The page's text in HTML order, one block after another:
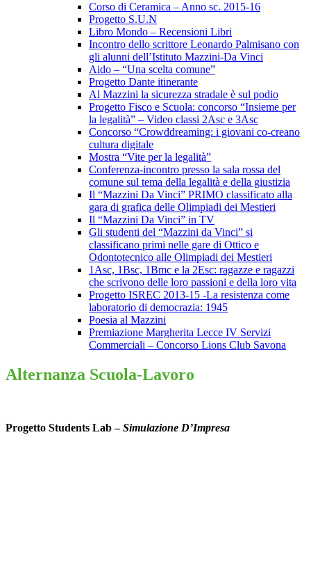
Corso di Ceramica – Anno sc. 2015-16
Progetto S.U.N
Libro Mondo – Recensioni Libri
Incontro dello scrittore Leonardo Palmisano con
gli alunni dell’Istituto Mazzini-Da Vinci
Aido – “Una scelta comune”
Progetto Dante itinerante
Al Mazzini la sicurezza stradale è sul podio
Progetto Fisco e Scuola: concorso “Insieme per
la legalità” – Video classi 2Asc e 3Asc
Concorso “Crowddreaming: i giovani co-creano
cultura digitale
Mostra “Vite per la legalità”
Conferenza-incontro presso la sala rossa del
comune sul tema della legalità e della giustizia
Il “Mazzini Da Vinci” PRIMO classificato alla
gara di grafica delle Olimpiadi dei Mestieri
Il “Mazzini Da Vinci” in TV
Gli studenti del “Mazzini da Vinci” si
classificano primi nelle gare di Ottico e
Odontotecnico alle Olimpiadi dei Mestieri
1Asc, 1Bsc, 1Bmc e la 2Esc: ragazze e ragazzi
che scrivono delle loro passioni e della loro vita
Progetto ISREC 2013-15 -La resistenza come
laboratorio di democrazia: 1945
Poesia al Mazzini
Premiazione Margherita Lecce IV Servizi
Commerciali – Concorso Lions Club Savona
Alternanza Scuola-Lavoro
Progetto Students Lab – Simulazione D’Impresa